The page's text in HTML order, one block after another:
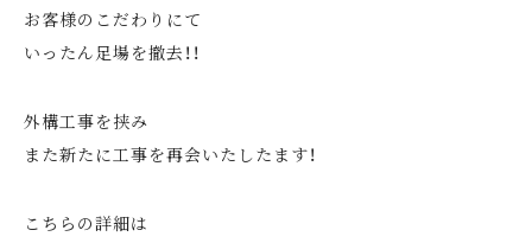
お客様のこだわりにて
いったん足場を撤去！！
外構工事を挟み
また新たに工事を再会いたしたます！
こちらの詳細は